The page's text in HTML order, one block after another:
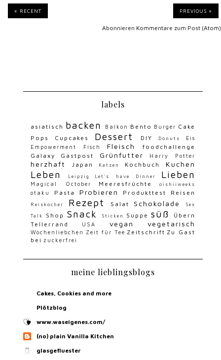
« RECENT PREVIOUS »
Abonnieren Kommentare zum Post (Atom)
labels
asiatisch backen Balkon Bento Burger Cake
Pops
Cupcakes Dessert DIY Donuts
Eis
Empowerment
Fisch Fleisch
foodchallenge
Galaxy
Gastpost Grünfutter Harry Potter
herzhaft Japan Katzen Kochbuch Kuchen
Leben Leipzig Let's have Dinner Lieben
Magical October Meeresfrüchte oishiiweeks
otaku Pasta Probieren Produkttest Reisen
Reiskocher Rezept Salat Schokolade Sex
Talk Shop Snack Sticken Suppe süß
Übern
Tellerrand
USA vegan vegetarisch
Wochenliebchen Zeit für Tee Zeitschrift Zu Gast
bei zuckerfrei
meine lieblingsblogs
Cakes, Cookies and more
Plötzblog
www.waseigenes.com/
(no) plain Vanilla Kitchen
glasgefluester